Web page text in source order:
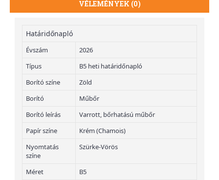
VÉLEMÉNYEK (0)
Határidőnapló
Évszám
2026
Típus
B5 heti határidőnapló
Borító színe
Zöld
Borító
Műbőr
Borító leírás
Varrott, bőrhatású műbőr
Papír színe
Krém (Chamois)
Nyomtatás
színe
Szürke-Vörös
Méret
B5